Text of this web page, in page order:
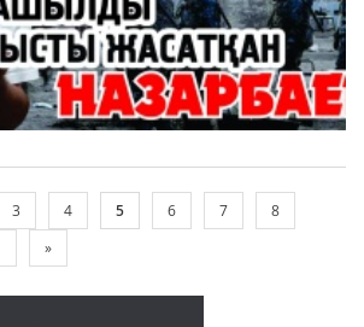
3 4 5 6 7
8
»